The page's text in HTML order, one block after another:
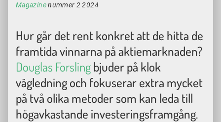
Magazinenummer 2 2024
Hur går det rent konkret att de hitta de
framtida vinnarna på aktiemarknaden?
Douglas Forslingbjuder på klok
vägledning och fokuserar extra mycket
på två olika metoder som kan leda till
högavkastande investeringsframgång.